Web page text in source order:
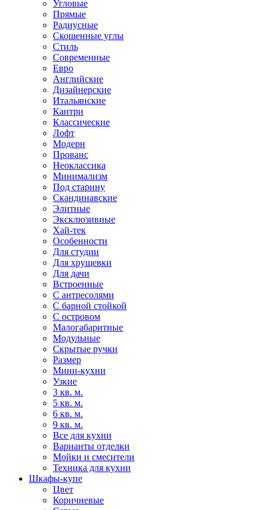
Угловые
Прямые
Радиусные
Скошенные углы
Стиль
Современные
Евро
Английские
Дизайнерские
Итальянские
Кантри
Классические
Лофт
Модерн
Прованс
Неоклассика
Минимализм
Под старину
Скандинавские
Элитные
Эксклюзивные
Хай-тек
Особенности
Для студии
Для хрущевки
Для дачи
Встроенные
С антресолями
С барной стойкой
С островом
Малогабаритные
Модульные
Скрытые ручки
Размер
Мини-кухни
Узкие
3 кв. м.
5 кв. м.
6 кв. м.
9 кв. м.
Все для кухни
Варианты отделки
Мойки и смесители
Техника для кухни
Шкафы-купе
Цвет
Коричневые